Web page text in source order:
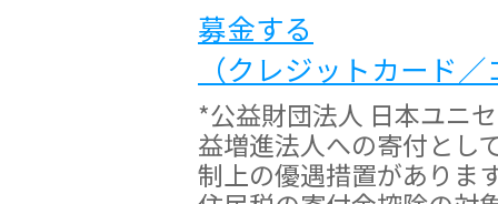
募金する
（クレジットカード
*公益財団法人 日本ユニ
益増進法人への寄付とし
制上の優遇措置がありま